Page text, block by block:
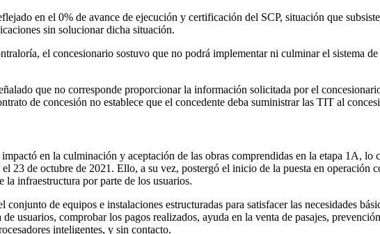
en el 0% de avance de ejecución y certificación del SCP, situación que
sin solucionar dicha situación.
el concesionario sostuvo que no podrá implementar ni culminar el sistema
que no corresponde proporcionar la información solicitada por el
de concesión no establece que el concedente deba suministrar las TIT al
en la culminación y aceptación de las obras comprendidas en la etapa 1A,
23 de octubre de 2021. Ello, a su vez, postergó el inicio de la puesta en
infraestructura por parte de los usuarios.
conjunto de equipos e instalaciones estructuradas para satisfacer las necesidades
usuarios, comprobar los pagos realizados, ayuda en la venta de pasajes,
inteligentes, y sin contacto.